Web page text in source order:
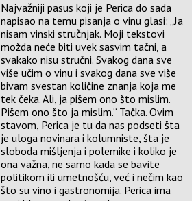
Najvažniji pasus koji je Perica do sada
napisao na temu pisanja o vinu glasi: „Ja
nisam vinski stručnjak. Moji tekstovi
možda neće biti uvek sasvim tačni, a
svakako nisu stručni. Svakog dana sve
više učim o vinu i svakog dana sve više
bivam svestan količine znanja koja me
tek čeka. Ali, ja pišem ono što mislim.
Pišem ono što ja mislim.“ Tačka. Ovim
stavom, Perica je tu da nas podseti šta
je uloga novinara i kolumniste, šta je
sloboda mišljenja i polemike i koliko je
ona važna, ne samo kada se bavite
politikom ili umetnošću, već i nečim kao
što su vino i gastronomija. Perica ima